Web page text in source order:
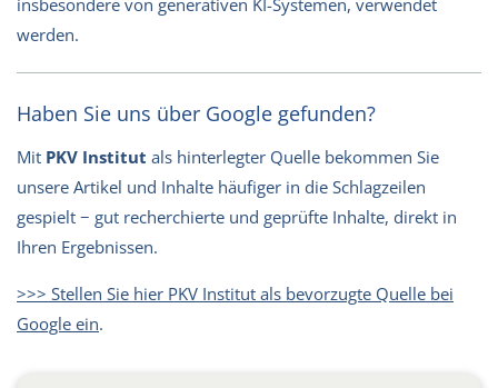
werden.
Haben Sie uns über Google gefunden?
Mit PKV Institut als hinterlegter Quelle bekommen Sie
unsere Artikel und Inhalte häufiger in die Schlagzeilen
gespielt − gut recherchierte und geprüfte Inhalte, direkt in
Ihren Ergebnissen.
>>> Stellen Sie hier PKV Institut als bevorzugte Quelle bei
Google ein.